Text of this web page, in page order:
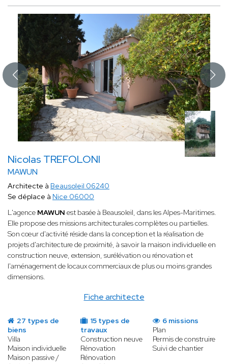
Nicolas TREFOLONI
MAWUN
Fiche architecte
Architecte à Beausoleil 06240
Se déplace à Nice 06000
L'agence MAWUN est basée à Beausoleil, dans les Alpes-Maritimes.
Elle propose des missions architecturales complètes ou partielles.
Son cœur d'activité réside dans la conception et la réalisation de
projets d'architecture de proximité, à savoir la maison individuelle en
construction neuve, extension, surélévation ou rénovation et
l'aménagement de locaux commerciaux de plus ou moins grandes
dimensions.
27 types de
biens
Villa
Maison individuelle
Maison passive /
15 types de
travaux
Construction neuve
Rénovation
Rénovation
6 missions
Plan
Permis de construire
Suivi de chantier